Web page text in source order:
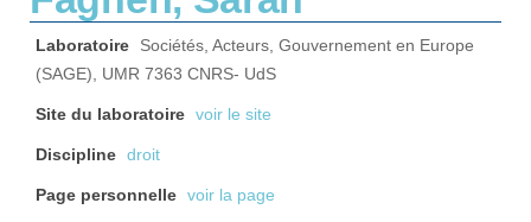
Laboratoire
Sociétés, Acteurs, Gouvernement en Europe
(SAGE), UMR 7363 CNRS- UdS
Site du laboratoire voir le site
Discipline droit
Page personnelle voir la page